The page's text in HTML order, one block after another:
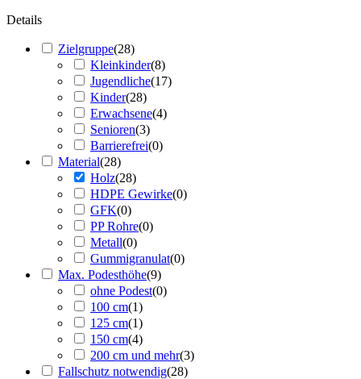
Details
Zielgruppe(28)
Kleinkinder(8)
Jugendliche(17)
Kinder(28)
Erwachsene(4)
Senioren(3)
Barrierefrei(0)
Material(28)
Holz(28)
HDPE Gewirke(0)
GFK(0)
PP Rohre(0)
Metall(0)
Gummigranulat(0)
Max. Podesthöhe(9)
ohne Podest(0)
100 cm(1)
125 cm(1)
150 cm(4)
200 cm und mehr(3)
Fallschutz notwendig(28)